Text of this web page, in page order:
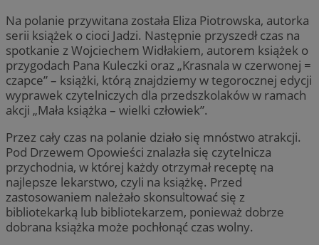
Na polanie przywitana została Eliza Piotrowska, autorka
serii książek o cioci Jadzi. Następnie przyszedł czas na
spotkanie z Wojciechem Widłakiem, autorem książek o
przygodach Pana Kuleczki oraz „Krasnala w czerwonej =
czapce” – książki, którą znajdziemy w tegorocznej edycji
wyprawek czytelniczych dla przedszkolaków w ramach
akcji „Mała książka – wielki człowiek”.
Przez cały czas na polanie działo się mnóstwo atrakcji.
Pod Drzewem Opowieści znalazła się czytelnicza
przychodnia, w której każdy otrzymał receptę na
najlepsze lekarstwo, czyli na książkę. Przed
zastosowaniem należało skonsultować się z
bibliotekarką lub bibliotekarzem, ponieważ dobrze
dobrana książka może pochłonąć czas wolny.